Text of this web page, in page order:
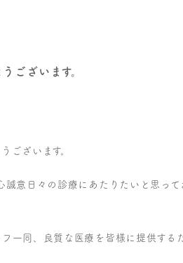
ございます。
ございます。
誠意日々の診療にあたりたいと思って
一同、良質な医療を皆様に提供する